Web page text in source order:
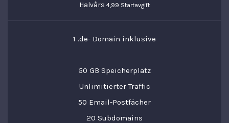
Halvårs 4,99 Startavgift
1 .de- Domain inklusive
50 GB Speicherplatz
Unlimitierter Traffic
50 Email-Postfächer
20 Subdomains